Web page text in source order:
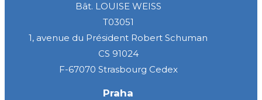
Bât. LOUISE WEISS
T03051
1, avenue du Président Robert Schuman
CS 91024
F-67070 Strasbourg Cedex
Praha